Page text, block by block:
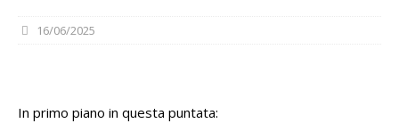
16/06/2025
In primo piano in questa puntata: